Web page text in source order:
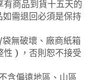
有商品到貨十五天的
需退回必須是保持
無破壞、廠商紙箱
性 ) ，否則恕不接受
含偏遠地區、山區